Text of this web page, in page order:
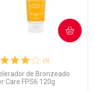
(5)
de Bronzeado
Care FPS6 120g
COMPRAR